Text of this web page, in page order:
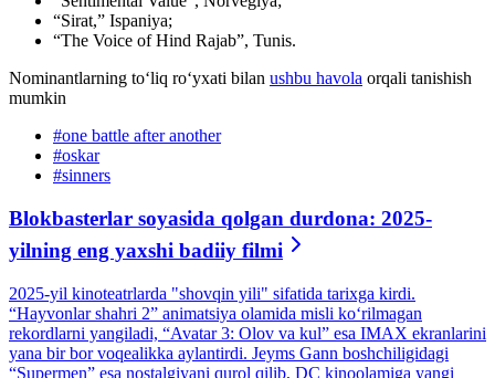
“Sirat,” Ispaniya;
“The Voice of Hind Rajab”, Tunis.
Nominantlarning toʻliq roʻyxati bilan ushbu havola orqali tanishish
mumkin
#one battle after another
#oskar
#sinners
Blokbasterlar soyasida qolgan durdona: 2025-
yilning eng yaxshi badiiy filmi
2025-yil kinoteatrlarda "shovqin yili" sifatida tarixga kirdi.
“Hayvonlar shahri 2” animatsiya olamida misli ko‘rilmagan
rekordlarni yangiladi, “Avatar 3: Olov va kul” esa IMAX ekranlarini
yana bir bor voqealikka aylantirdi. Jeyms Gann boshchiligidagi
“Supermen” esa nostalgiyani qurol qilib, DC kinoolamiga yangi